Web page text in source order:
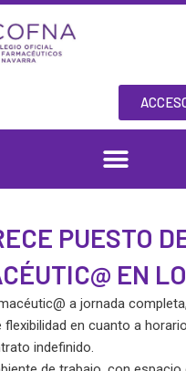
PUESTO
EN
a jornada
flexibilidad en cuanto a
indefinido.